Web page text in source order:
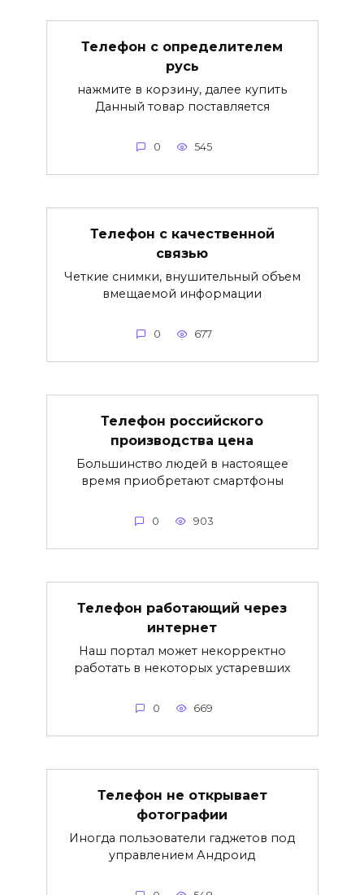
Телефон с определителем
русь
нажмите в корзину, далее купить
Данный товар поставляется
0 545
Телефон с качественной
связью
Четкие снимки, внушительный объем
вмещаемой информации
0 677
Телефон российского
производства цена
Большинство людей в настоящее
время приобретают смартфоны
0 903
Телефон работающий через
интернет
Наш портал может некорректно
работать в некоторых устаревших
0 669
Телефон не открывает
фотографии
Иногда пользователи гаджетов под
управлением Андроид